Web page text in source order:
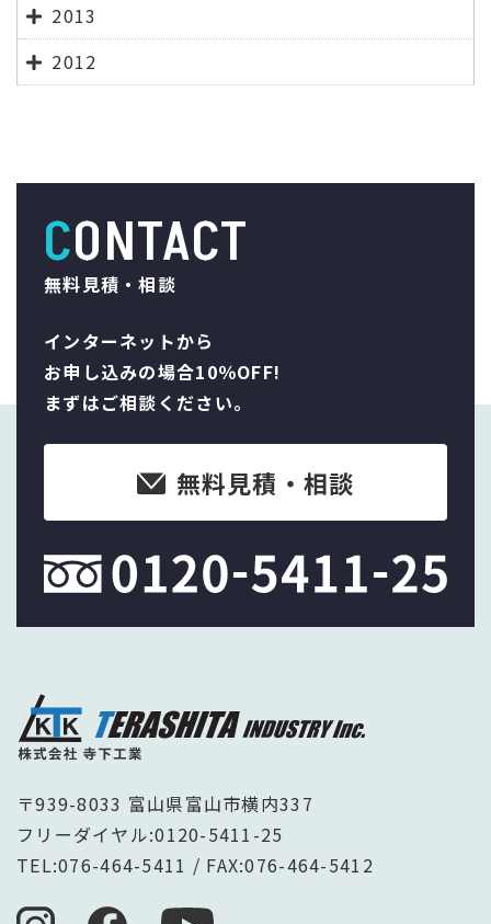
2013
2012
CONTACT
無料見積・相談
インターネットから
お申し込みの場合10％OFF!
まずはご相談ください。
無料見積・相談
〒939-8033 富山県富山市横内337
フリーダイヤル:0120-5411-25
TEL:076-464-5411 / FAX:076-464-5412